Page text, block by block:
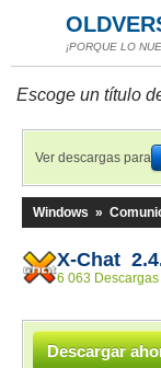
¡PORQUE LO
Escoge un título
Ver descargas para
Windows »
X-Chat
6 063 Descargas
Descargar